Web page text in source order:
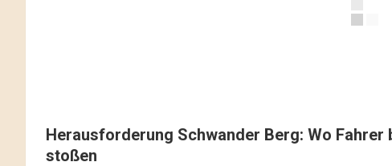
Herausforderung Schwander Berg: Wo Fahrer
stoßen